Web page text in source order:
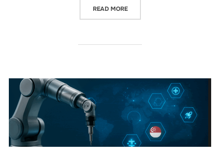
READ MORE“PEEK 與 CNC 加工產業—完整產